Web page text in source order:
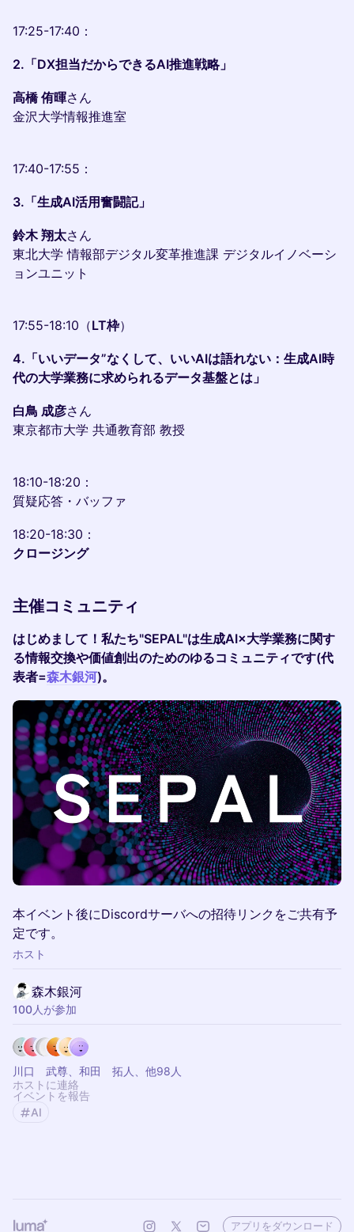
17:25-17:40：
2.「DX担当だからできるAI推進戦略」
高橋 侑暉さん
金沢大学情報推進室
17:40-17:55：
3.「生成AI活用奮闘記」
鈴木 翔太さん
東北大学 情報部デジタル変革推進課 デジタルイノベーシ
ョンユニット
17:55-18:10（LT枠）
4.「いいデータ”なくして、いいAIは語れない：生成AI時
代の大学業務に求められるデータ基盤とは」
白鳥 成彦さん
東京都市大学 共通教育部 教授
18:10-18:20：
質疑応答・バッファ
18:20-18:30：
クロージング
主催コミュニティ
はじめまして！私たち"SEPAL"は生成AI×大学業務に関す
る情報交換や価値創出のためのゆるコミュニティです(代
表者=森木銀河)。
本イベント後にDiscordサーバへの招待リンクをご共有予
定です。
ホスト
森木銀河
100人が参加
川口 武尊、和田 拓人、他98人
ホストに連絡
イベントを報告
AI
アプリをダウンロード